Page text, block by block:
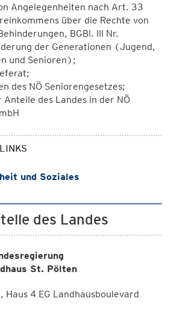
Angelegenheiten nach Art. 33
über die Rechte von
BGBl. III Nr.
der Generationen (Jugend,
und Senioren);
des NÖ Seniorengesetzes;
des Landes in der NÖ
und Soziales
des Landes
St. Pölten
Haus 4 EG Landhausboulevard